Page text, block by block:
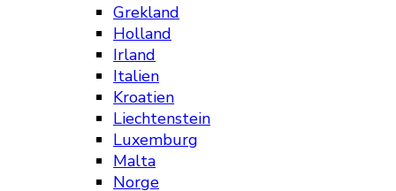
Grekland
Holland
Irland
Italien
Kroatien
Liechtenstein
Luxemburg
Malta
Norge